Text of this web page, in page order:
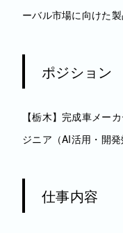
ーバル市場に向けた
ポジション
【栃木】完成車メー
ジニア（AI活用・開発
仕事内容